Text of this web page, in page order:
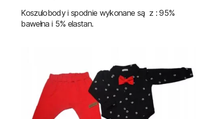
Koszulobody i spodnie wykonane są z : 95%
bawełna i 5% elastan.